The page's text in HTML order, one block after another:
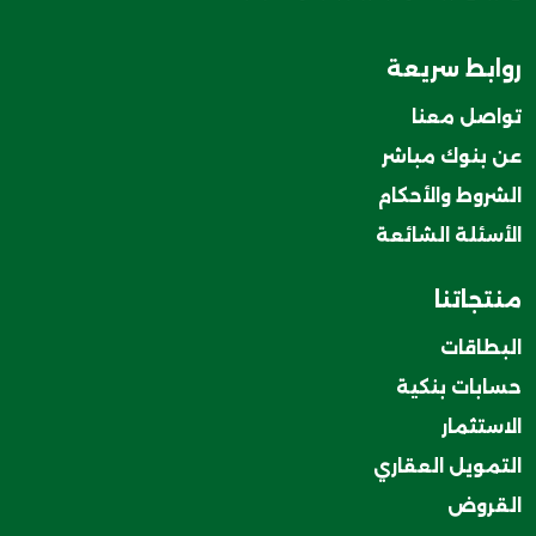
روابط سريعة
تواصل معنا
عن بنوك مباشر
الشروط والأحكام
الأسئلة الشائعة
منتجاتنا
البطاقات
حسابات بنكية
الاستثمار
التمويل العقاري
القروض